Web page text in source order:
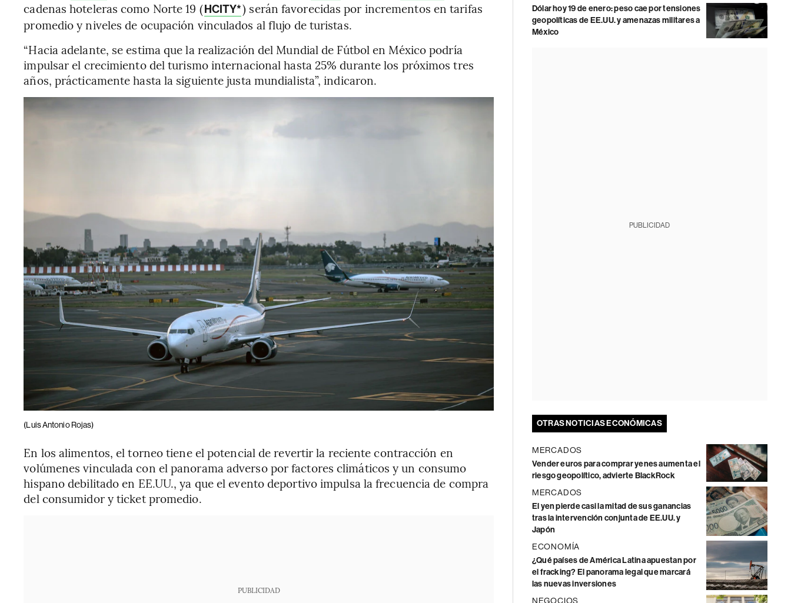
cadenas hoteleras como Norte 19 (HCITY*) serán favorecidas por incrementos en tarifas
promedio y niveles de ocupación vinculados al flujo de turistas.
“Hacia adelante, se estima que la realización del Mundial de Fútbol en México podría
impulsar el crecimiento del turismo internacional hasta 25% durante los próximos tres
años, prácticamente hasta la siguiente justa mundialista”, indicaron.
(Luis Antonio Rojas)
En los alimentos, el torneo tiene el potencial de revertir la reciente contracción en
volúmenes vinculada con el panorama adverso por factores climáticos y un consumo
hispano debilitado en EE.UU., ya que el evento deportivo impulsa la frecuencia de compra
del consumidor y ticket promedio.
PUBLICIDAD
Dólar hoy 19 de enero: peso cae por tensiones
geopolíticas de EE.UU. y amenazas militares a
México
PUBLICIDAD
OTRAS NOTICIAS ECONÓMICAS
MERCADOS
Vender euros para comprar yenes aumenta el
riesgo geopolítico, advierte BlackRock
MERCADOS
El yen pierde casi la mitad de sus ganancias
tras la intervención conjunta de EE.UU. y
Japón
ECONOMÍA
¿Qué países de América Latina apuestan por
el fracking? El panorama legal que marcará
las nuevas inversiones
NEGOCIOS